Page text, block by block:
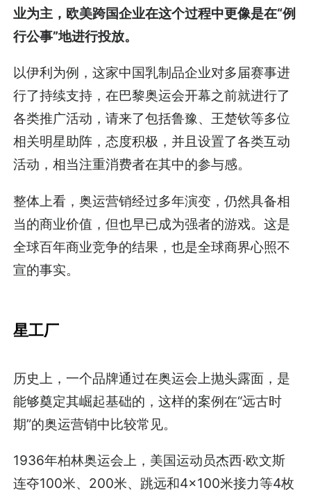
业为主，欧美跨国企业在这个过程中更像是在“例
行公事”地进行投放。
以伊利为例，这家中国乳制品企业对多届赛事进
行了持续支持，在巴黎奥运会开幕之前就进行了
各类推广活动，请来了包括鲁豫、王楚钦等多位
相关明星助阵，态度积极，并且设置了各类互动
活动，相当注重消费者在其中的参与感。
整体上看，奥运营销经过多年演变，仍然具备相
当的商业价值，但也早已成为强者的游戏。这是
全球百年商业竞争的结果，也是全球商界心照不
宣的事实。
星工厂
历史上，一个品牌通过在奥运会上抛头露面，是
能够奠定其崛起基础的，这样的案例在“远古时
期”的奥运营销中比较常见。
1936年柏林奥运会上，美国运动员杰西·欧文斯
连夺100米、200米、跳远和4×100米接力等4枚